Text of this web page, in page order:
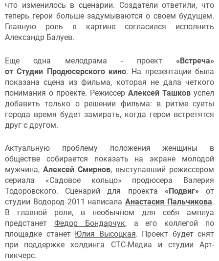
что изменилось в сценарии. Создатели ответили, что
теперь герои больше задумываются о своем будущем.
Главную роль в картине согласился исполнить
Александр Балуев.
Еще одна мелодрама - проект «Встреча»
от Студии Продюсерского кино. На презентации была
показана сцена из фильма, которая не дала четкого
понимания о проекте. Режиссер Алексей Ташков успел
добавить только о решении фильма: в ритме суеты
города время будет замирать, когда герои встретятся
друг с другом.
Актуальную проблему положения женщины в
обществе собирается показать на экране молодой
мужчина, Алексей Смирнов, выступавший режиссером
сериала «Садовое кольцо» продюсера Валерия
Тодоровского. Сценарий для проекта «Подвиг» от
студии Водород 2011 написалаАнастасия Пальчикова.
В главной роли, в необычном для себя амплуа
предстанет Федор Бондарчук, а его коллегой по
площадке станет Юлия Высоцкая. Проект будет снят
при поддержке холдинга СТС-Медиа и студии Арт-
пикчерс.